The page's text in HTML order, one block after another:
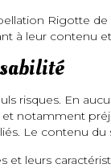
Rigotte
à leur contenu
risques. En
notamment
Le contenu
et leurs